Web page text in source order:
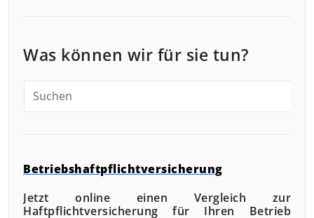
Was können wir für sie tun?
Betriebshaftpflichtversicherung
Jetzt online einen Vergleich zur
Haftpflichtversicherung für Ihren Betrieb